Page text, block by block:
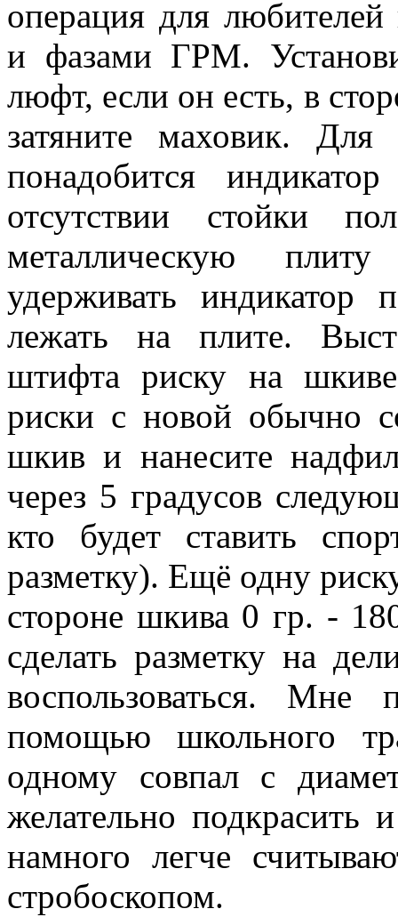
операция для любителей
и фазами ГРМ.
люфт, если он есть, в
затяните маховик.
понадобится
отсутствии стойки
металлическую
удерживать индикатор
лежать на плите.
штифта риску на шкиве
риски с новой обычно
шкив и нанесите
через 5 градусов
кто будет ставить
разметку). Ещё одну
стороне шкива 0 гр. -
сделать разметку на
воспользоваться.
помощью школьного
одному совпал с
желательно подкрасить
намного легче
стробоскопом.